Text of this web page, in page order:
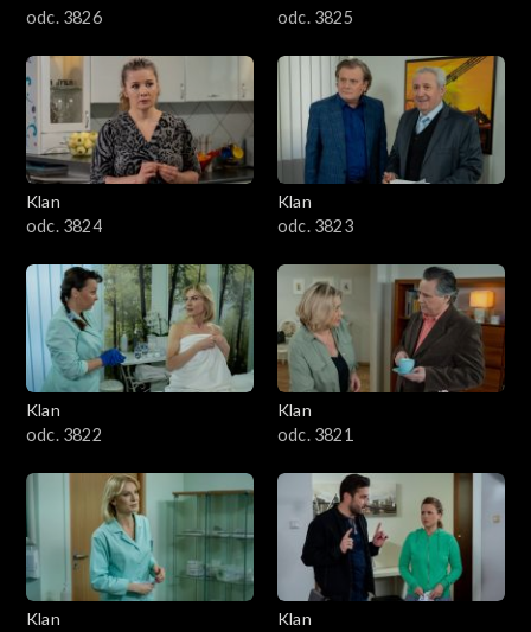
odc. 3826
odc. 3825
Klan
odc. 3824
Klan
odc. 3823
Klan
odc. 3822
Klan
odc. 3821
Klan
Klan